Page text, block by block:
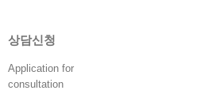
상담신청
Application for
consultation